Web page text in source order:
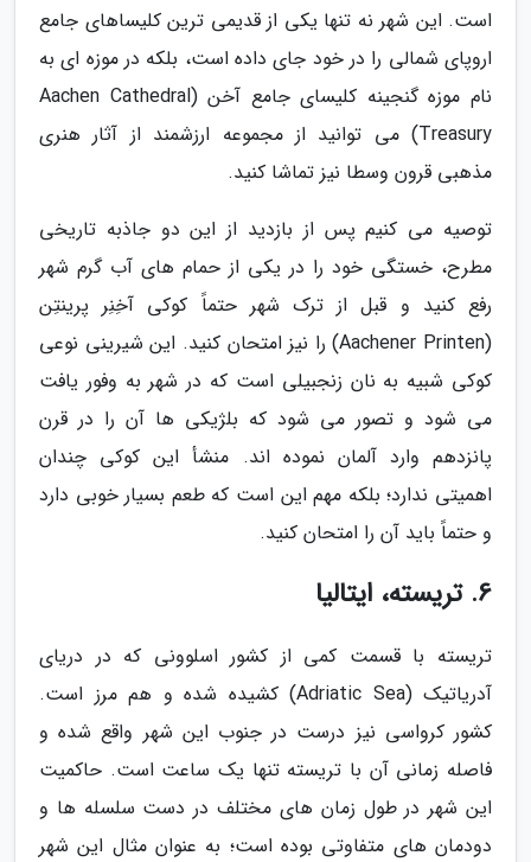
است. این شهر نه تنها یکی از قدیمی ترین کلیساهای جامع
اروپای شمالی را در خود جای داده است، بلکه در موزه ای به
نام موزه گنجینه کلیسای جامع آخن (Aachen Cathedral
Treasury) می توانید از مجموعه ارزشمند از آثار هنری
مذهبی قرون وسطا نیز تماشا کنید.
توصیه می کنیم پس از بازدید از این دو جاذبه تاریخی
مطرح، خستگی خود را در یکی از حمام های آب گرم شهر
رفع کنید و قبل از ترک شهر حتماً کوکی آخِنِر پرینتِن
(Aachener Printen) را نیز امتحان کنید. این شیرینی نوعی
کوکی شبیه به نان زنجبیلی است که در شهر به وفور یافت
می شود و تصور می شود که بلژیکی ها آن را در قرن
پانزدهم وارد آلمان نموده اند. منشأ این کوکی چندان
اهمیتی ندارد؛ بلکه مهم این است که طعم بسیار خوبی دارد
و حتماً باید آن را امتحان کنید.
6. تریسته، ایتالیا
تریسته با قسمت کمی از کشور اسلوونی که در دریای
آدریاتیک (Adriatic Sea) کشیده شده و هم مرز است.
کشور کرواسی نیز درست در جنوب این شهر واقع شده و
فاصله زمانی آن با تریسته تنها یک ساعت است. حاکمیت
این شهر در طول زمان های مختلف در دست سلسله ها و
دودمان های متفاوتی بوده است؛ به عنوان مثال این شهر